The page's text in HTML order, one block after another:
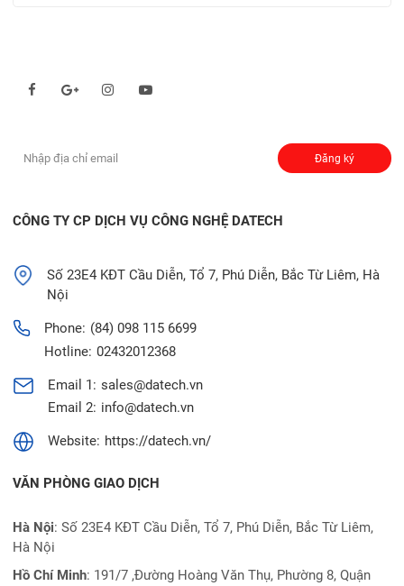
Đăng ký
CÔNG TY CP DỊCH VỤ CÔNG NGHỆ DATECH
Số 23E4 KĐT Cầu Diễn, Tổ 7, Phú Diễn, Bắc Từ Liêm, Hà
Nội
Phone: (84) 098 115 6699
Hotline: 02432012368
Email 1: sales@datech.vn
Email 2: info@datech.vn
Website: https://datech.vn/
VĂN PHÒNG GIAO DỊCH
Hà Nội: Số 23E4 KĐT Cầu Diễn, Tổ 7, Phú Diễn, Bắc Từ Liêm,
Hà Nội
Hồ Chí Minh: 191/7 ,Đường Hoàng Văn Thụ, Phường 8, Quận